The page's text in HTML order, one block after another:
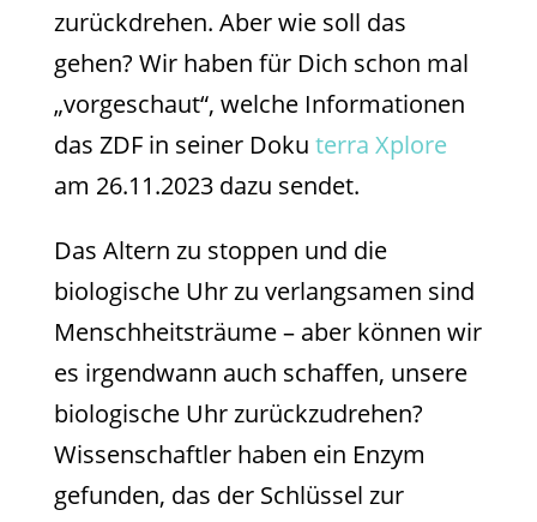
zurückdrehen. Aber wie soll das
gehen? Wir haben für Dich schon mal
„vorgeschaut“, welche Informationen
das ZDF in seiner Doku terra Xplore
am 26.11.2023 dazu sendet.
Das Altern zu stoppen und die
biologische Uhr zu verlangsamen sind
Menschheitsträume – aber können wir
es irgendwann auch schaffen, unsere
biologische Uhr zurückzudrehen?
Wissenschaftler haben ein Enzym
gefunden, das der Schlüssel zur